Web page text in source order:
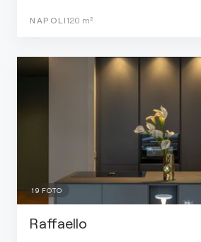
NAPOLI120 m²
19 FOTO
Raffaello